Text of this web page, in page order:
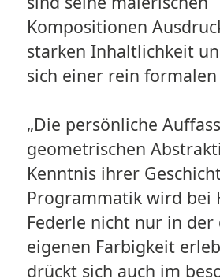
Kompositionen
starken Inhaltlichkeit
sich einer rein
„Die persönliche
geometrischen
Kenntnis ihrer
Programmatik wird bei
Federle nicht nur in der
eigenen Farbigkeit
drückt sich auch im